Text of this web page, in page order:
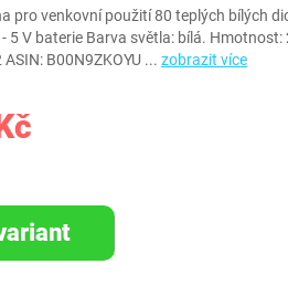
pro venkovní použití 80 teplých bílých
5 V baterie Barva světla: bílá. Hmotnost:
B00N9ZKOYU ... zobrazit více